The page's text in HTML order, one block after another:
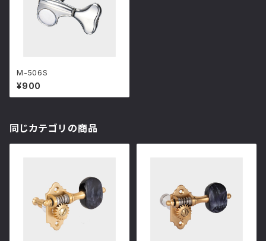
M-506S
¥900
同じカテゴリの商品